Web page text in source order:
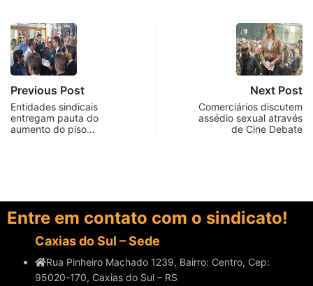
Previous Post
Entidades sindicais
entregam pauta do
aumento do piso…
Next Post
Comerciários discutem
assédio sexual através
de Cine Debate
Entre em contato com o sindicato!
Caxias do Sul – Sede
Rua Pinheiro Machado 1239, Bairro: Centro, Cep:
95020-170, Caxias do Sul – RS